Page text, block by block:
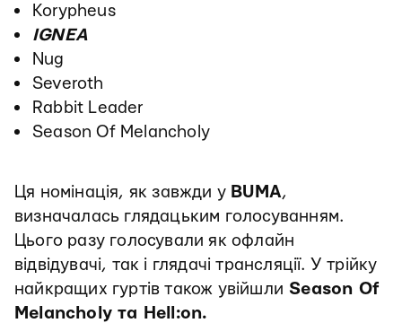
Korypheus
IGNEA
Nug
Severoth
Rabbit Leader
Season Of Melancholy
Ця номінація, як завжди у BUMA,
визначалась глядацьким голосуванням.
Цього разу голосували як офлайн
відвідувачі, так і глядачі трансляції. У трійку
найкращих гуртів також увійшли Season Of
Melancholy та Hell:on.